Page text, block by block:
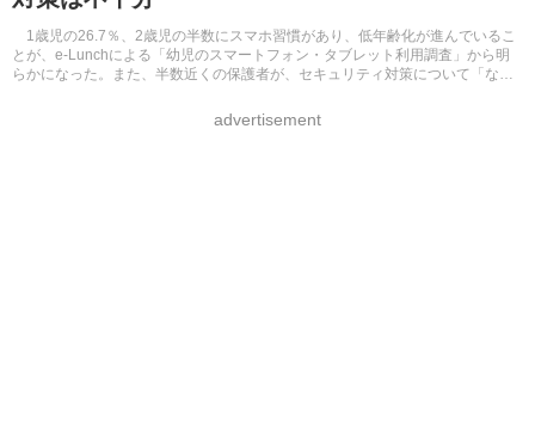
1歳児の26.7％、2歳児の半数にスマホ習慣があり、低年齢化が進んでいるこ
とが、e-Lunchによる「幼児のスマートフォン・タブレット利用調査」から明
らかになった。また、半数近くの保護者が、セキュリティ対策について「なに
advertisement